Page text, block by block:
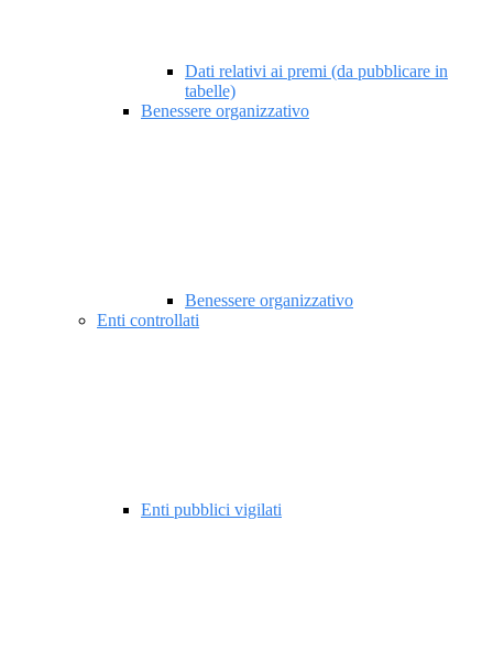
Dati relativi ai premi (da pubblicare in
tabelle)
Benessere organizzativo
Benessere organizzativo
Enti controllati
Enti pubblici vigilati